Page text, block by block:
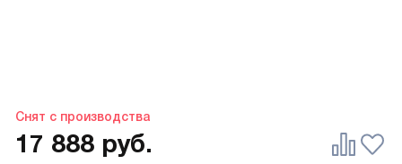
Снят с производства
17 888 руб.